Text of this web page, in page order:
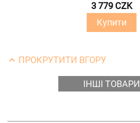
3 779 CZK
Купити
ПРОКРУТИТИ ВГОРУ
ІНШІ ТОВАРИ